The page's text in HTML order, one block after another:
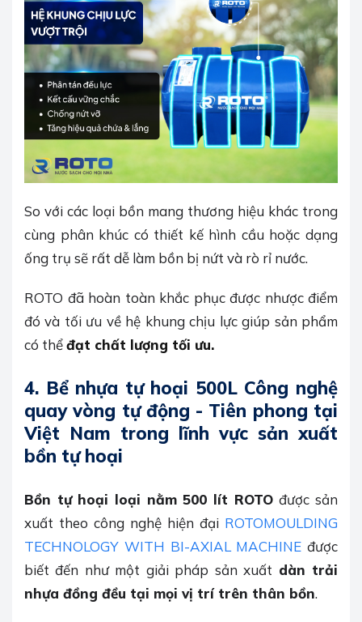
So với các loại bồn mang thương hiệu khác trong
cùng phân khúc có thiết kế hình cầu hoặc dạng
ống trụ sẽ rất dễ làm bồn bị nứt và rò rỉ nước.
ROTO đã hoàn toàn khắc phục được nhược điểm
đó và tối ưu về hệ khung chịu lực giúp sản phẩm
có thểđạt chất lượng tối ưu.
4. Bể nhựa tự hoại 500L Công nghệ
quay vòng tự động - Tiên phong tại
Việt Nam trong lĩnh vực sản xuất
bồn tự hoại
Bồn tự hoại loại nằm 500 lít ROTOđược sản
xuất theo công nghệ hiện đại ROTOMOULDING
TECHNOLOGY WITH BI-AXIAL MACHINE được
biết đến như một giải pháp sản xuất dàn trải
nhựa đồng đều tại mọi vị trí trên thân bồn.